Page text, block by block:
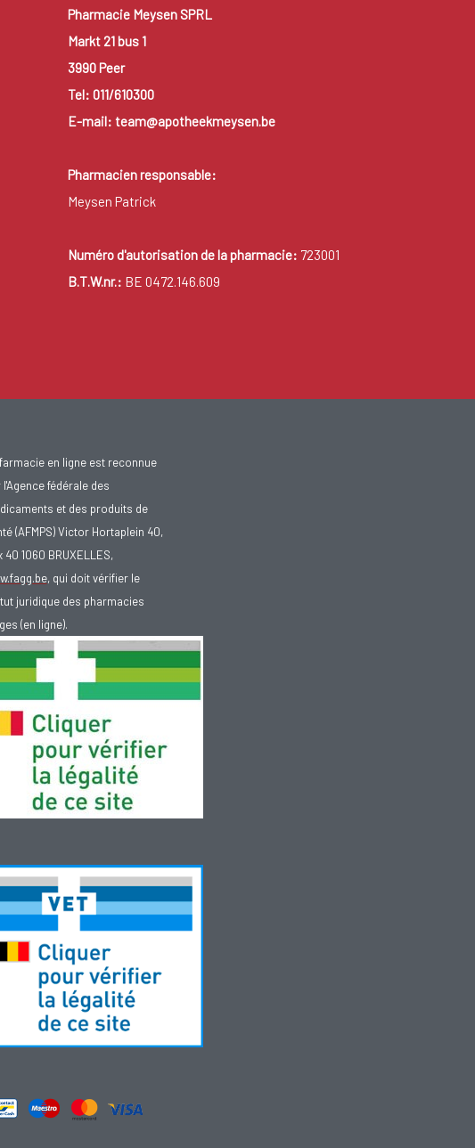
Pharmacie Meysen SPRL
Markt 21 bus 1
3990 Peer
Tel: 011/610300
E-mail: team@apotheekmeysen.be
Pharmacien responsable:
Meysen Patrick
Numéro d'autorisation de la pharmacie: 723001
B.T.W.nr.: BE 0472.146.609
en ligne est reconnue
l'Agence fédérale des
et des produits de
(AFMPS) Victor Hortaplein 40,
40 1060 BRUXELLES,
, qui doit vérifier le
juridique des pharmacies
(en ligne).